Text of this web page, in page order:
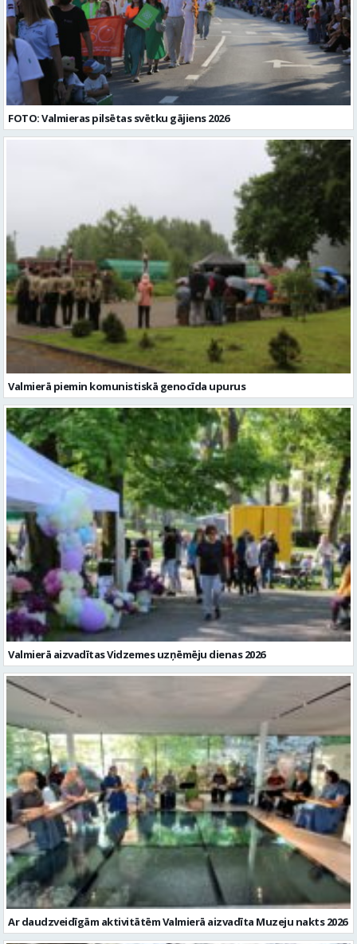
FOTO: Valmieras pilsētas svētku gājiens 2026
Valmierā piemin komunistiskā genocīda upurus
Valmierā aizvadītas Vidzemes uzņēmēju dienas 2026
Ar daudzveidīgām aktivitātēm Valmierā aizvadīta Muzeju nakts 2026